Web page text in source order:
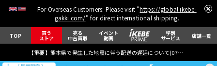
For Overseas Customers: Please visit "https://global.ikebe-
gakki.com/" for direct international shipping.
TOP 買う
ストア
売る
中古買取
イベント
動画
学割
サービス 店舗一覧
【重要】熊本県で発生した地震に伴う配送の遅延について(07月29日